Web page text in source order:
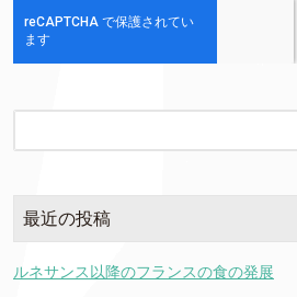
最近の投稿
ルネサンス以降のフランスの食の発展